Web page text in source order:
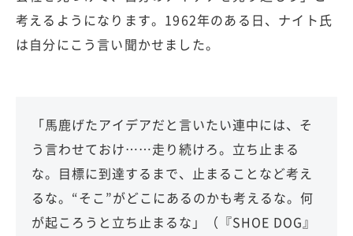
考えるようになります。1962年のある日、ナイト氏
は自分にこう言い聞かせました。
「馬鹿げたアイデアだと言いたい連中には、そ
う言わせておけ……走り続けろ。立ち止まる
な。目標に到達するまで、止まることなど考え
るな。“そこ”がどこにあるのかも考えるな。何
が起ころうと立ち止まるな」（『SHOE DOG』